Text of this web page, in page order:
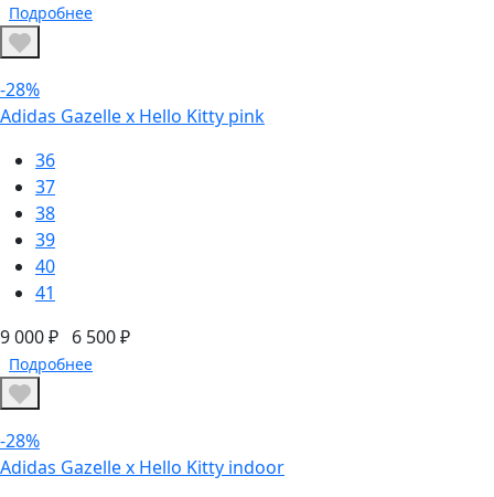
Подробнее
-28%
Adidas Gazelle x Hello Kitty pink
36
37
38
39
40
41
9 000 ₽ 6 500 ₽
Подробнее
-28%
Adidas Gazelle x Hello Kitty indoor